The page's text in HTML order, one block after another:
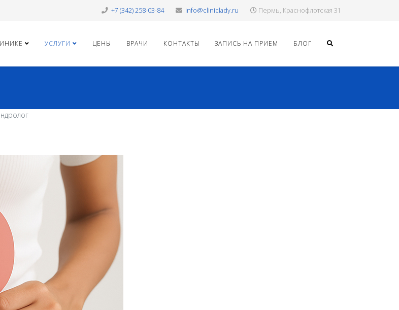
+7 (342) 258-03-84 info@cliniclady.ru Пермь, Краснофлотская 31
УСЛУГИ ЦЕНЫ ВРАЧИ КОНТАКТЫ ЗАПИСЬ НА ПРИЕМ БЛОГ